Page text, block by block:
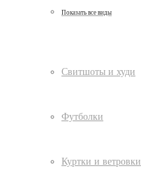
Показать все виды
Свитшоты и худи
Футболки
Куртки и ветровки